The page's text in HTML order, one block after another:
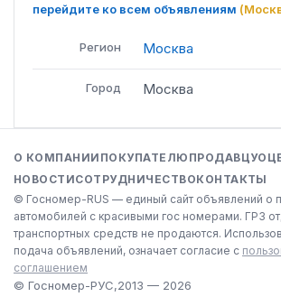
перейдите ко всем объявлениям
Регион Москва
Город Москва
© Госномер-RUS — единый сайт объявлений о
автомобилей с красивыми гос номерами. ГРЗ
транспортных средств не продаются.
подача объявлений, означает согласие с
соглашением
О КОМПАНИИ ПОКУПАТЕЛЮ ПРОДАВЦУ
НОВОСТИСОТРУДНИЧЕСТВОКОНТАКТЫ
© Госномер-РУС,2013 — 2026